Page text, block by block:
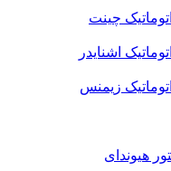
چینت
اشنایدر
زیمنس
هیوندای